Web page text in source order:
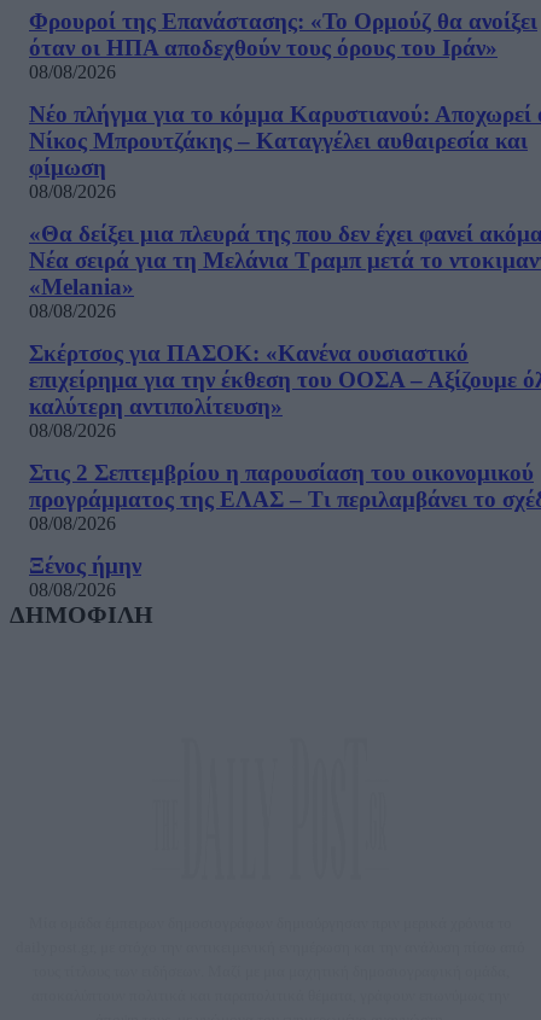
Φρουροί της Επανάστασης: «Το Ορμούζ θα ανοίξει
όταν οι ΗΠΑ αποδεχθούν τους όρους του Ιράν»
08/08/2026
Νέο πλήγμα για το κόμμα Καρυστιανού: Αποχωρεί
Νίκος Μπρουτζάκης – Καταγγέλει αυθαιρεσία και
φίμωση
08/08/2026
«Θα δείξει μια πλευρά της που δεν έχει φανεί
Νέα σειρά για τη Μελάνια Τραμπ μετά το
«Melania»
08/08/2026
Σκέρτσος για ΠΑΣΟΚ: «Κανένα ουσιαστικό
επιχείρημα για την έκθεση του ΟΟΣΑ – Αξίζουμε
καλύτερη αντιπολίτευση»
08/08/2026
Στις 2 Σεπτεμβρίου η παρουσίαση του οικονομικού
προγράμματος της ΕΛΑΣ – Τι περιλαμβάνει το
08/08/2026
Ξένος ήμην
08/08/2026
ΔΗΜΟΦΙΛΗ